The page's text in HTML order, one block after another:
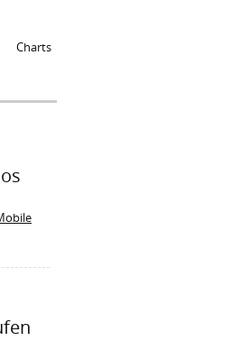
Charts